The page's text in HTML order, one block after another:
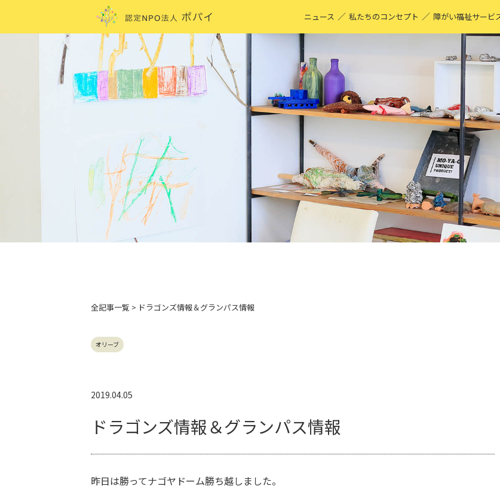
ニュース ／ 私たちのコンセプト ／ 障がい福祉サービ
全記事一覧 > ドラゴンズ情報＆グランパス情報
オリーブ
2019.04.05
ドラゴンズ情報＆グランパス情報
昨日は勝ってナゴヤドーム勝ち越しました。